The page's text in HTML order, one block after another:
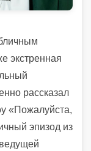
экстренная
рассказал
«Пожалуйста,
эпизод из